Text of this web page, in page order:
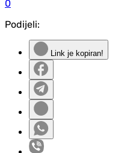
0
Podijeli:
Link je kopiran!